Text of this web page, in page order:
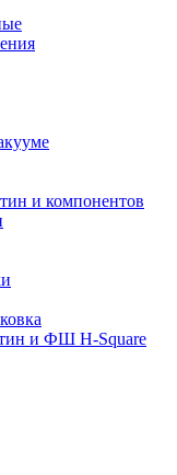
и компонентов
и ФШ H-Square